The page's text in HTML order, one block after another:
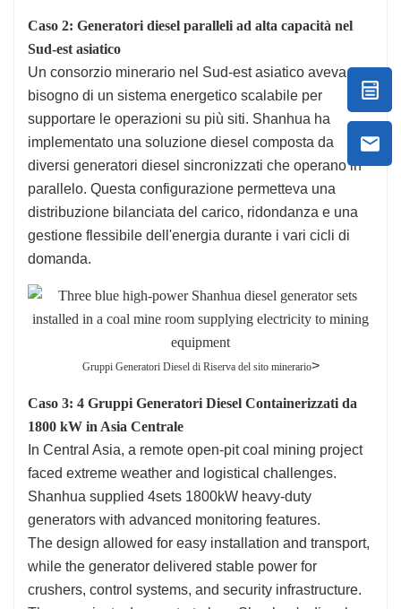
Caso 2: Generatori diesel paralleli ad alta capacità nel
Sud-est asiatico
Un consorzio minerario nel Sud-est asiatico aveva
bisogno di un sistema energetico scalabile per
supportare le operazioni su più siti. Shanhua ha
implementato una soluzione diesel composta da
diversi generatori diesel sincronizzati che operano in
parallelo. Questa configurazione permetteva una
distribuzione bilanciata del carico, ridondanza e una
gestione flessibile dell'energia durante i vari cicli di
domanda.
Gruppi Generatori Diesel di Riserva del sito minerario>
Caso 3: 4 Gruppi Generatori Diesel Containerizzati da
1800 kW in Asia Centrale
In Central Asia, a remote open-pit coal mining project
faced extreme weather and logistical challenges.
Shanhua supplied 4sets 1800kW heavy-duty
generators with advanced monitoring features.
The design allowed for easy installation and transport,
while the generator delivered stable power for
crushers, control systems, and security infrastructure.